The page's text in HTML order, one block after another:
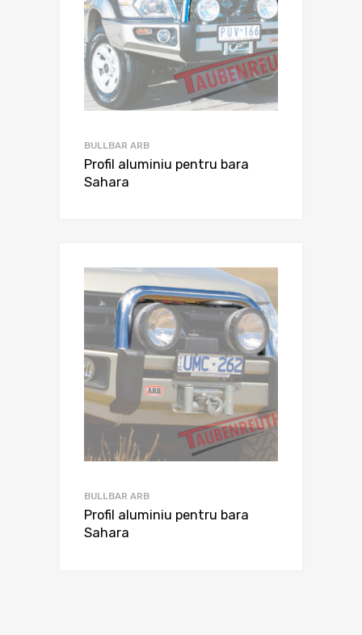
BULLBAR ARB
Profil aluminiu pentru bara
Sahara
BULLBAR ARB
Profil aluminiu pentru bara
Sahara